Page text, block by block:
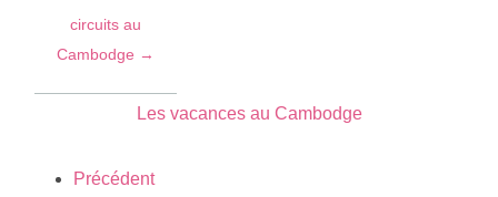
circuits au
Cambodge →
Les vacances au Cambodge
Précédent